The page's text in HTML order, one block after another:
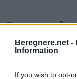
Beregnere.net -
Information
If you wish to opt-
Du er
Promille